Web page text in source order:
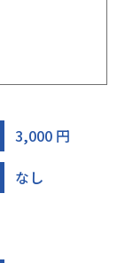
3,000 円
なし